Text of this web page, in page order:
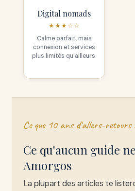
Digital nomads
★★★☆☆
Calme parfait, mais
connexion et services
plus limités qu'ailleurs.
Ce que 10 ans d'allers-
Ce qu'aucun guide
Amorgos
La plupart des articles te